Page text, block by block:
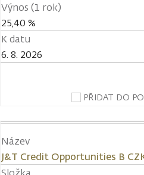
Výnos (1 rok)
25,40 %
K datu
6. 8. 2026
PŘIDAT DO
Název
J&T Credit Opportunities B